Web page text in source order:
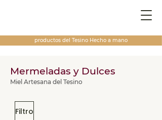
productos del Tesino Hecho a mano
Mermeladas y Dulces
Miel Artesana del Tesino
Filtro